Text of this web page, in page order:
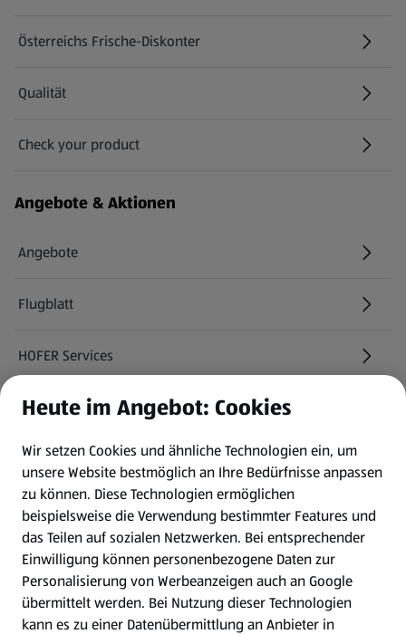
Österreichs Frische-Diskonter
Qualität
Check your product
(öffnet in einem neuen Tab)
Angebote & Aktionen
Angebote
Flugblatt
HOFER Services
Newsletter
WhatsApp
Gewinnspiele
Mein HOFER. Meine Einkäufe.
Meine Meinung. Mein HOFER.
Heute im Angebot: Cookies
Wir setzen Cookies und ähnliche Technologien ein, um
unsere Website bestmöglich an Ihre Bedürfnisse anpassen
zu können. Diese Technologien ermöglichen
beispielsweise die Verwendung bestimmter Features und
das Teilen auf sozialen Netzwerken. Bei entsprechender
Einwilligung können personenbezogene Daten zur
Personalisierung von Werbeanzeigen auch an Google
übermittelt werden. Bei Nutzung dieser Technologien
kann es zu einer Datenübermittlung an Anbieter in